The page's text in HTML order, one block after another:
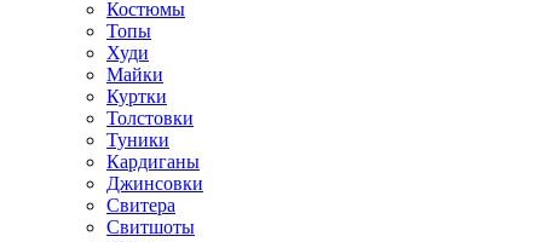
Костюмы
Топы
Худи
Майки
Куртки
Толстовки
Туники
Кардиганы
Джинсовки
Свитера
Свитшоты